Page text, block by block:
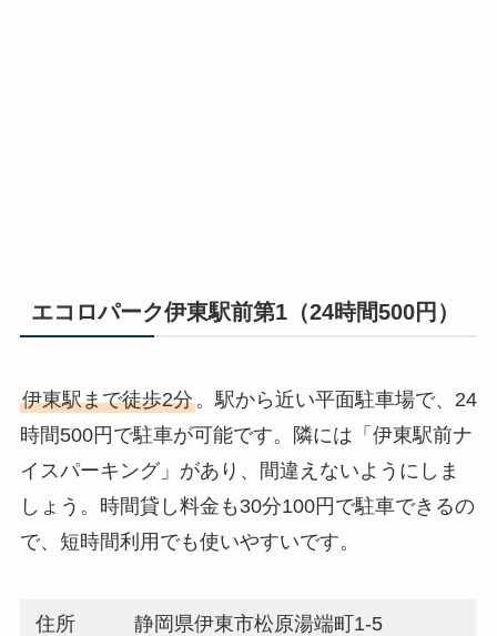
エコロパーク伊東駅前第1（24時間500円）
伊東駅まで徒歩2分。駅から近い平面駐車場で、24
時間500円で駐車が可能です。隣には「伊東駅前ナ
イスパーキング」があり、間違えないようにしま
しょう。時間貸し料金も30分100円で駐車できるの
で、短時間利用でも使いやすいです。
住所 静岡県伊東市松原湯端町1-5